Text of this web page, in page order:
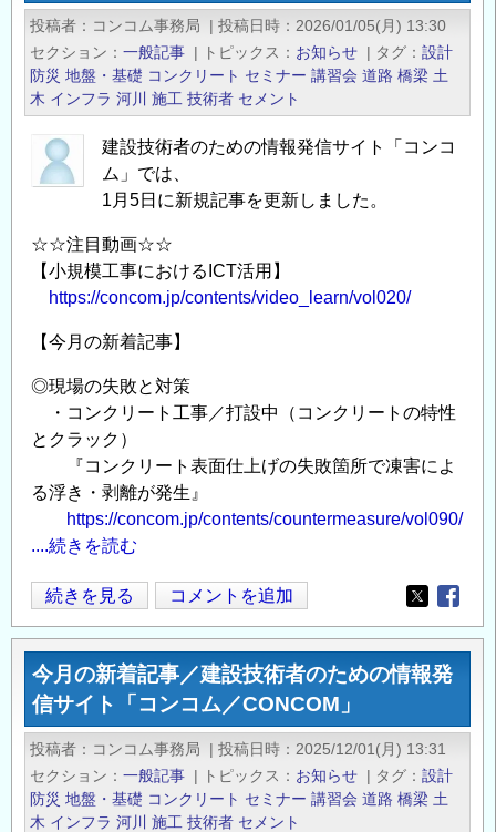
の
記
事
／
建
設
技
た
め
情
発
サ
イ
「コ
コ
／
CONCOM」
の
投稿者 コンコム事務局 | 投稿日時
2026/01/05(月) 13:30
セクション
一般記事 | トピックス お知らせ | タグ
設計
防災 地盤・基礎 コンクリート セミナー 講習会 道路 橋梁 土
木 インフラ 河川 施工 技術者 セメント
建設技術者のための情報発信サイト「コンコ
ム」では、
1月5日に新規記事を更新しました。
☆☆注目動画☆☆
【小規模工事におけるICT活用】
https://concom.jp/contents/video_learn/vol020/
【今月の新着記事】
◎現場の失敗と対策
・コンクリート工事／打設中（コンクリートの特性
とクラック）
『コンクリート表面仕上げの失敗箇所で凍害によ
る浮き・剥離が発生』
https://concom.jp/contents/countermeasure/vol090/
....続きを読む
今
月
の
新
着
記
事
／
建
続きを見る コメントを追加
Opens in
今月の新着記事／建設技術者のための情報発
信サイト「コンコム／CONCOM」
投稿者 コンコム事務局 | 投稿日時
2025/12/01(月) 13:31
セクション
一般記事 | トピックス お知らせ | タグ
設計
防災 地盤・基礎 コンクリート セミナー 講習会 道路 橋梁 土
木 インフラ 河川 施工 技術者 セメント